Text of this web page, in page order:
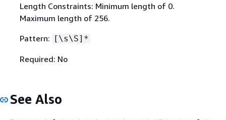
Length Constraints: Minimum length of 0.
Maximum length of 256.
Pattern: [\s\S]*
Required: No
See Also